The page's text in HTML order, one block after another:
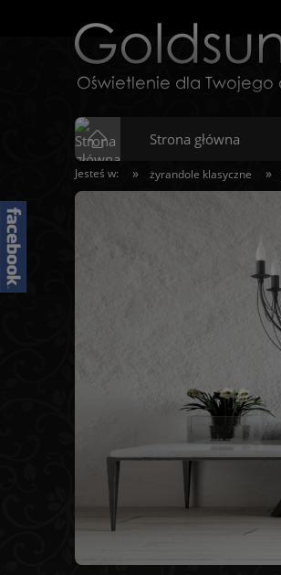
Strona główna
Jesteś w: » żyrandole klasyczne »